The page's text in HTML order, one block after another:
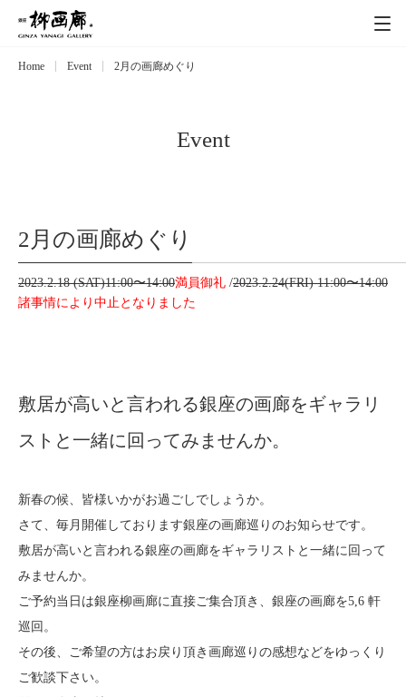
Exhibitions
Art works
Catalog
About
Contact お問い合わせ
Purchase assessment
Home Event 2月の画廊めぐり
Event
2月の画廊めぐり
2023.2.18 (SAT)11:00〜14:00満員御礼 /2023.2.24(FRI) 11:00〜14:00
諸事情により中止となりました
敷居が高いと言われる銀座の画廊をギャラリ
ストと一緒に回ってみませんか。
新春の候、皆様いかがお過ごしでしょうか。
さて、毎月開催しております銀座の画廊巡りのお知らせです。
敷居が高いと言われる銀座の画廊をギャラリストと一緒に回って
みませんか。
ご予約当日は銀座柳画廊に直接ご集合頂き、銀座の画廊を5,6 軒
巡回。
その後、ご希望の方はお戻り頂き画廊巡りの感想などをゆっくり
ご歓談下さい。